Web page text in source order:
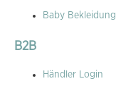
Baby Bekleidung
B2B
Händler Login